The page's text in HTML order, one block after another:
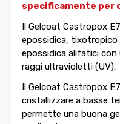
specificamente per
Il Gelcoat Castropox
epossidica, tixotropico
epossidica alifatici
raggi ultravioletti (UV).
Il Gelcoat Castropox
cristallizzare a basse
permette una buona